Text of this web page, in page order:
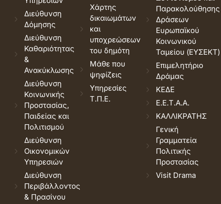
Διεύθυνση
Δόμησης
Διεύθυνση
Καθαριότητας
&
Ανακύκλωσης
Διεύθυνση
Κοινωνικής
Προστασίας,
Παιδείας και
Πολιτισμού
Διεύθυνση
Οικονομικών
Υπηρεσιών
Διεύθυνση
Περιβάλλοντος
& Πρασίνου
Χάρτης
δικαιωμάτων
και
υποχρεώσεων
του δημότη
Μάθε που
ψηφίζεις
Υπηρεσίες
Τ.Π.Ε.
Παρακολούθησης
Δράσεων
Ευρωπαϊκού
Κοινωνικού
Ταμείου (ΕΥΣΕΚΤ)
Επιμελητήριο
Δράμας
ΚΕΔΕ
Ε.Ε.Τ.Α.Α.
ΚΑΛΛΙΚΡΑΤΗΣ
Γενική
Γραμματεία
Πολιτικής
Προστασίας
Visit Drama